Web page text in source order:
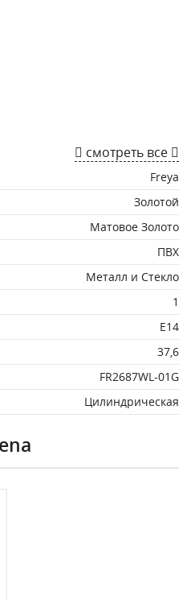
смотреть все
Freya
Золотой
Матовое Золото
ПВХ
Металл и Стекло
1
E14
37,6
FR2687WL-01G
Цилиндрическая